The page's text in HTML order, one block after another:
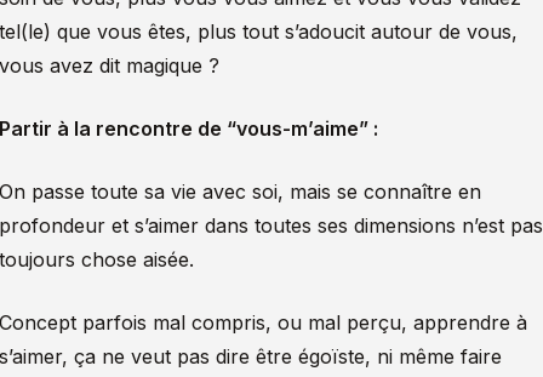
que vous êtes, plus tout s’adoucit autour de vous,
avez dit magique ?
à la rencontre de “vous-m’aime” :
passe toute sa vie avec soi, mais se connaître en
et s’aimer dans toutes ses dimensions n’est pas
chose aisée.
parfois mal compris, ou mal perçu, apprendre à
ça ne veut pas dire être égoïste, ni même faire